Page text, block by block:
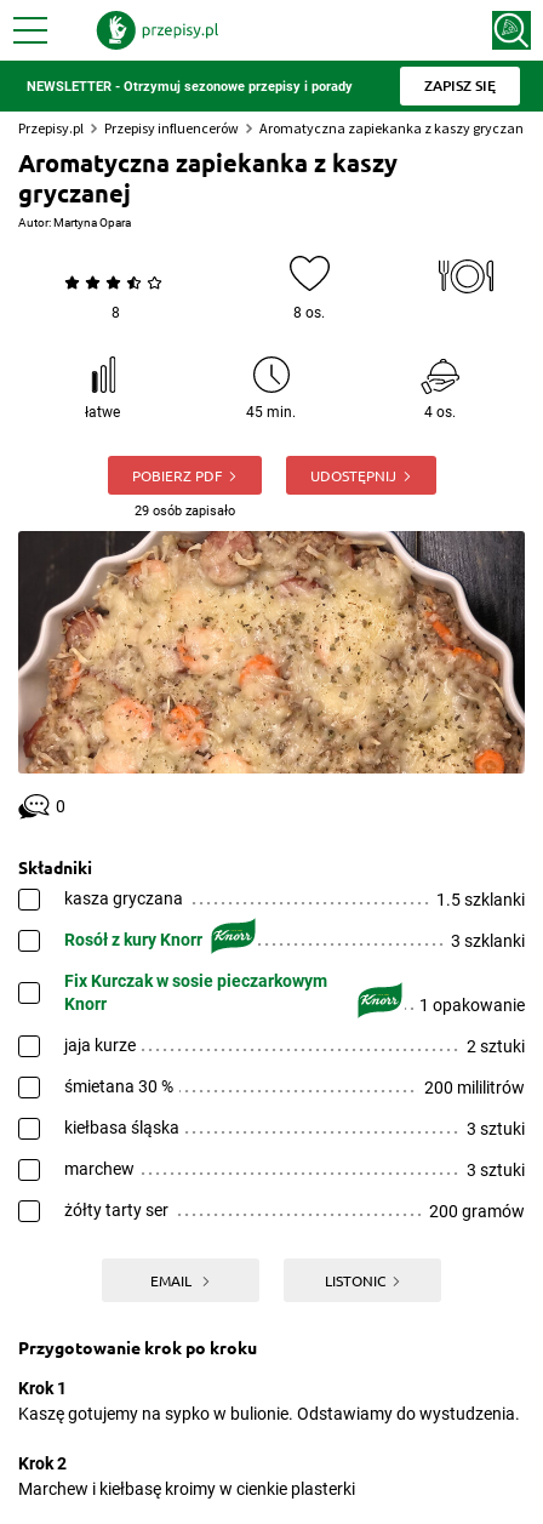
NEWSLETTER - Otrzymuj sezonowe przepisy i porady ZAPISZ SIĘ
Przepisy.pl Przepisy influencerów Aromatyczna zapiekanka z kaszy gryczanej
Aromatyczna zapiekanka z kaszy
gryczanej
Autor:Martyna Opara
8 8 os.
łatwe 45 min. 4 os.
POBIERZ PDF
29 osób zapisało
UDOSTĘPNIJ
0
Składniki
kasza gryczana 1.5 szklanki
Rosół z kury Knorr 3 szklanki
Fix Kurczak w sosie pieczarkowym
Knorr
1 opakowanie
jaja kurze 2 sztuki
śmietana 30 % 200 mililitrów
kiełbasa śląska 3 sztuki
marchew 3 sztuki
żółty tarty ser 200 gramów
EMAIL LISTONIC
Przygotowanie krok po kroku
Krok 1
Kaszę gotujemy na sypko w bulionie. Odstawiamy do wystudzenia.
Krok 2
Marchew i kiełbasę kroimy w cienkie plasterki